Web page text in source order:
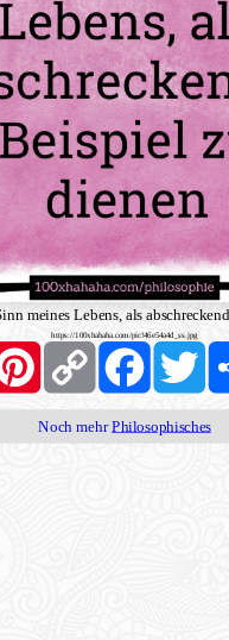
meines Lebens, als
https://100xhahaha.com/pic!46e54a4d_ss.jpg
PinterestCopy
Link
Facebook
Noch mehrPhilosophisches